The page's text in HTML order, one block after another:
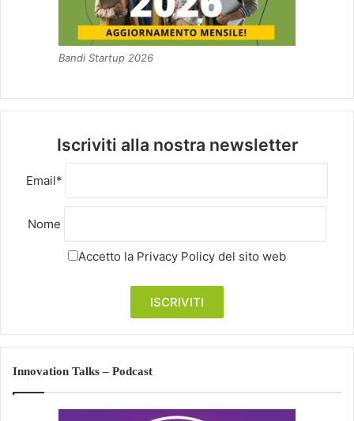
Bandi Startup 2026
Iscriviti alla nostra newsletter
Email*
Nome
Accetto la Privacy Policy del sito web
Innovation Talks – Podcast